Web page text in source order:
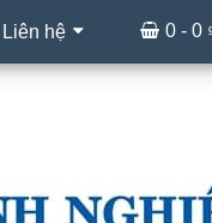
hệ 0 - 0